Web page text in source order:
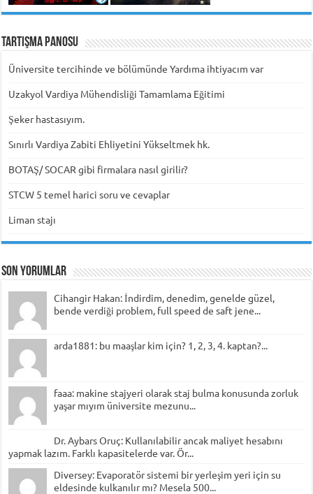
Tartışma Panosu
Üniversite tercihinde ve bölümünde Yardıma ihtiyacım var
Uzakyol Vardiya Mühendisliği Tamamlama Eğitimi
Şeker hastasıyım.
Sınırlı Vardiya Zabiti Ehliyetini Yükseltmek hk.
BOTAŞ/ SOCAR gibi firmalara nasıl girilir?
STCW 5 temel harici soru ve cevaplar
Liman stajı
Son Yorumlar
Cihangir Hakan: İndirdim, denedim, genelde güzel,
bende verdiği problem, full speed de saft jene...
arda1881: bu maaşlar kim için? 1, 2, 3, 4. kaptan?...
faaa: makine stajyeri olarak staj bulma konusunda zorluk
yaşar mıyım üniversite mezunu...
Dr. Aybars Oruç: Kullanılabilir ancak maliyet hesabını
yapmak lazım. Farklı kapasitelerde var. Ör...
Diversey: Evaporatör sistemi bir yerleşim yeri için su
eldesinde kulkanılır mı? Mesela 500...